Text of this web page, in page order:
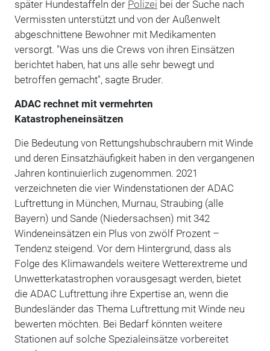
später Hundestaffeln der Polizei bei der Suche nach
Vermissten unterstützt und von der Außenwelt
abgeschnittene Bewohner mit Medikamenten
versorgt. "Was uns die Crews von ihren Einsätzen
berichtet haben, hat uns alle sehr bewegt und
betroffen gemacht", sagte Bruder.
ADAC rechnet mit vermehrten
Katastropheneinsätzen
Die Bedeutung von Rettungshubschraubern mit Winde
und deren Einsatzhäufigkeit haben in den vergangenen
Jahren kontinuierlich zugenommen. 2021
verzeichneten die vier Windenstationen der ADAC
Luftrettung in München, Murnau, Straubing (alle
Bayern) und Sande (Niedersachsen) mit 342
Windeneinsätzen ein Plus von zwölf Prozent –
Tendenz steigend. Vor dem Hintergrund, dass als
Folge des Klimawandels weitere Wetterextreme und
Unwetterkatastrophen vorausgesagt werden, bietet
die ADAC Luftrettung ihre Expertise an, wenn die
Bundesländer das Thema Luftrettung mit Winde neu
bewerten möchten. Bei Bedarf könnten weitere
Stationen auf solche Spezialeinsätze vorbereitet